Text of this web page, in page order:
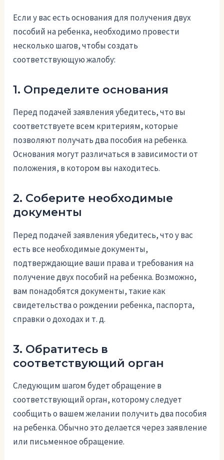
Если у вас есть основания для получения двух
пособий на ребенка, необходимо провести
несколько шагов, чтобы создать
соответствующую жалобу:
1. Определите основания
Перед подачей заявления убедитесь, что вы
соответствуете всем критериям, которые
позволяют получать два пособия на ребенка.
Основания могут различаться в зависимости от
положения, в котором вы находитесь.
2. Соберите необходимые
документы
Перед подачей заявления убедитесь, что у вас
есть все необходимые документы,
подтверждающие ваши права и требования на
получение двух пособий на ребенка. Возможно,
вам понадобятся документы, такие как
свидетельства о рождении ребенка, паспорта,
справки о доходах и т. д.
3. Обратитесь в
соответствующий орган
Следующим шагом будет обращение в
соответствующий орган, которому следует
сообщить о вашем желании получить два пособия
на ребенка. Обычно это делается через заявление
или письменное обращение.